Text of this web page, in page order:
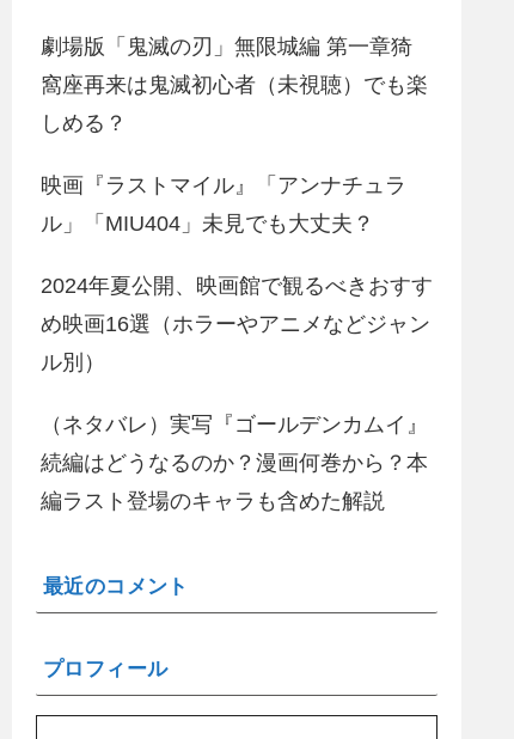
劇場版「鬼滅の刃」無限城編 第一章猗
窩座再来は鬼滅初心者（未視聴）でも楽
しめる？
映画『ラストマイル』「アンナチュラ
ル」「MIU404」未見でも大丈夫？
2024年夏公開、映画館で観るべきおすす
め映画16選（ホラーやアニメなどジャン
ル別）
（ネタバレ）実写『ゴールデンカムイ』
続編はどうなるのか？漫画何巻から？本
編ラスト登場のキャラも含めた解説
最近のコメント
プロフィール